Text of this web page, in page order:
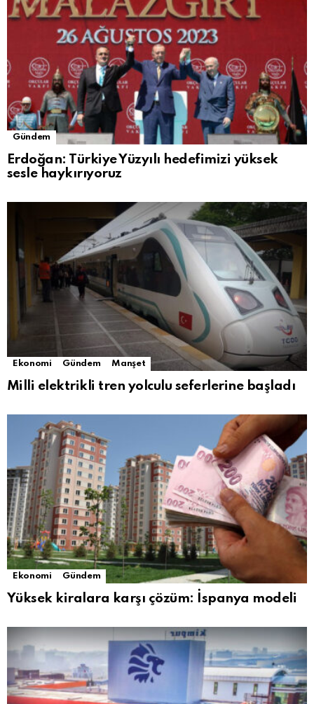
Gündem
Erdoğan: Türkiye Yüzyılı hedefimizi yüksek
sesle haykırıyoruz
Ekonomi Gündem Manşet
Milli elektrikli tren yolculu seferlerine başladı
Ekonomi Gündem
Yüksek kiralara karşı çözüm: İspanya modeli